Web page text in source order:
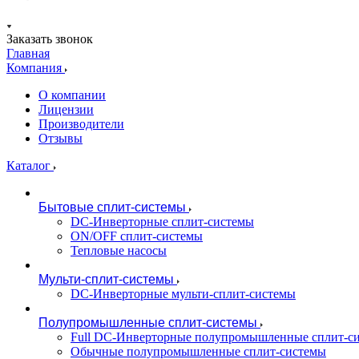
Заказать звонок
Главная
Компания
О компании
Лицензии
Производители
Отзывы
Каталог
Бытовые сплит-системы
DC-Инверторные сплит-системы
ON/OFF сплит-системы
Тепловые насосы
Мульти-сплит-системы
DC-Инверторные мульти-сплит-системы
Полупромышленные сплит-системы
Full DC-Инверторные полупромышленные сплит-
Обычные полупромышленные сплит-системы